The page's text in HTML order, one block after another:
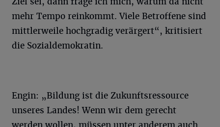
mehr Tempo reinkommt. Viele Betroffene sind
mittlerweile hochgradig verärgert“, kritisiert
die Sozialdemokratin.
Engin: „Bildung ist die Zukunftsressource
unseres Landes! Wenn wir dem gerecht